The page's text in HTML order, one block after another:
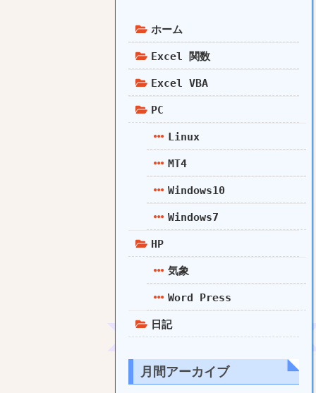
ホーム
Excel 関数
Excel VBA
PC
Linux
MT4
Windows10
Windows7
HP
気象
Word Press
日記
月間アーカイブ